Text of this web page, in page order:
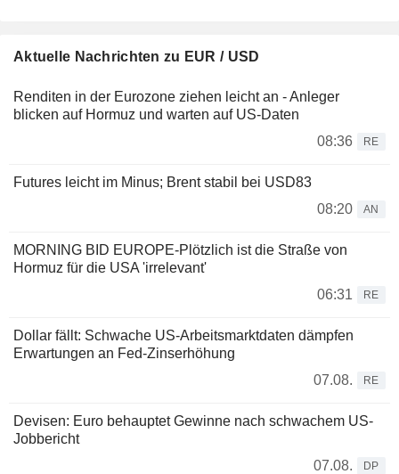
Aktuelle Nachrichten zu EUR / USD
Renditen in der Eurozone ziehen leicht an - Anleger
blicken auf Hormuz und warten auf US-Daten
08:36
RE
Futures leicht im Minus; Brent stabil bei USD83
08:20
AN
MORNING BID EUROPE-Plötzlich ist die Straße von
Hormuz für die USA 'irrelevant'
06:31
RE
Dollar fällt: Schwache US-Arbeitsmarktdaten dämpfen
Erwartungen an Fed-Zinserhöhung
07.08.
RE
Devisen: Euro behauptet Gewinne nach schwachem US-
Jobbericht
07.08.
DP